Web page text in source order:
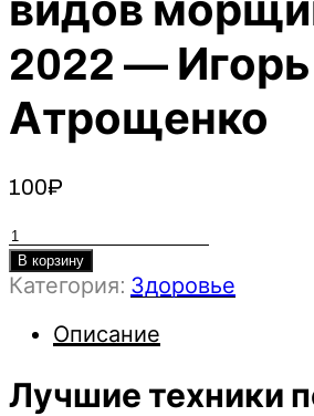
видов
2022 — Игорь
Атрощенко
100₽
Количество
товара
Лучшие
по
межбровки
В корзину
Категория: Здоровье
Описание
Лучшие техники